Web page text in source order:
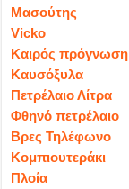
Μασούτης
Vicko
Καιρός πρόγνωση
Καυσόξυλα
Πετρέλαιο Λίτρα
Φθηνό πετρέλαιο
Βρες Τηλέφωνο
Κομπιουτεράκι
Πλοία